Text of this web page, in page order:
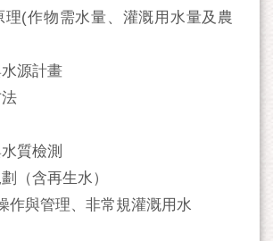
理(作物需水量、灌溉用水量及農
源計畫
質檢測
（含再生水）
作與管理、非常規灌溉用水